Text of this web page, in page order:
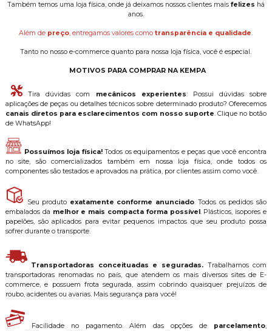
Também temos uma loja física, onde já deixamos nossos clientes mais felizes há
anos.
Além de preço, entregamos valores comotransparência e qualidade.
Tanto no nosso e-commerce quanto para nossa loja física, você é especial.
MOTIVOS PARA COMPRAR NA KEMPA
Tira dúvidas com mecânicos experientes: Possui dúvidas sobre
aplicações de peças ou detalhes técnicos sobre determinado produto? Oferecemos
canais diretos para esclarecimentos com nosso suporte. Clique no botão
de WhatsApp!
Possuímos loja física!Todos os equipamentos e peças que você encontra
no site, são comercializados também em nossa loja física, onde todos os
componentes são testados e aprovados na prática, por clientes assim como você.
Seu produto exatamente conforme anunciado. Todos os pedidos são
embalados da melhor e mais compacta forma possível . Plásticos, isopores e
papelões, são aplicados para evitar pequenos impactos que seu produto possa
sofrer durante o transporte.
Transportadoras conceituadas e seguradas. Trabalhamos com
transportadoras renomadas no país, que atendem os mais diversos sites de E-
commerce, e possuem frota segurada, assim cobrindo quaisquer prejuízos de
roubo, acidentes ou avarias. Mais segurança para você!
Facilidade no pagamento. Além das opções de parcelamento,